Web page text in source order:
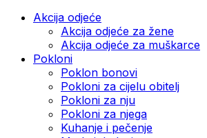
Akcija odjeće
Akcija odjeće za žene
Akcija odjeće za muškarce
Pokloni
Poklon bonovi
Pokloni za cijelu obitelj
Pokloni za nju
Pokloni za njega
Kuhanje i pečenje